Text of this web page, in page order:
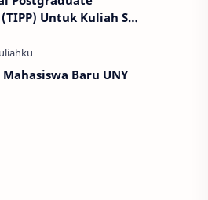
Untuk Kuliah S2
Baru UNY